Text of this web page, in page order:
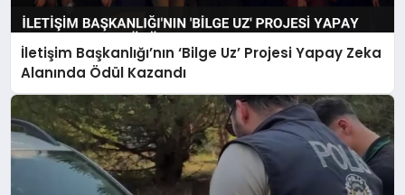
İletişim Başkanlığı’nın ‘Bilge Uz’ Projesi Yapay Zeka
Alanında Ödül Kazandı